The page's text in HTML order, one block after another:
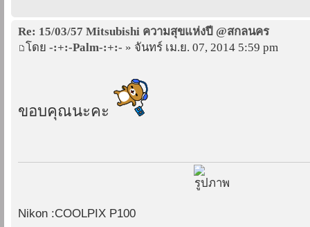
Re: 15/03/57 Mitsubishi ความสุขแห่งปี @สกลนคร
โดย -:+:-Palm-:+:- » จันทร์ เม.ย. 07, 2014 5:59 pm
ขอบคุณนะคะ
Nikon :COOLPIX P100